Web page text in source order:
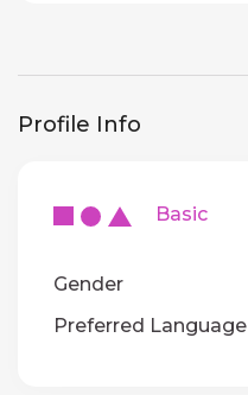
Profile Info
Basic
Gender
Preferred Language